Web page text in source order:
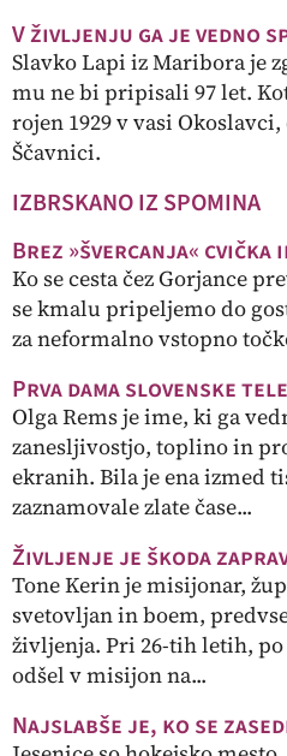
V življenju ga je vedno
Slavko Lapi iz Maribora je
mu ne bi pripisali 97 let.
rojen 1929 v vasi
Ščavnici.
IZBRSKANO IZ SPOMINA
Brez »švercanja« cvička
Ko se cesta čez Gorjance
se kmalu pripeljemo do
za neformalno vstopno
Prva dama slovenske
Olga Rems je ime, ki ga
zanesljivostjo, toplino in
ekranih. Bila je ena izmed
zaznamovale zlate čase...
Življenje je škoda
Tone Kerin je misijonar,
svetovljan in boem,
življenja. Pri 26-tih letih,
odšel v misijon na...
Najslabše je, ko se